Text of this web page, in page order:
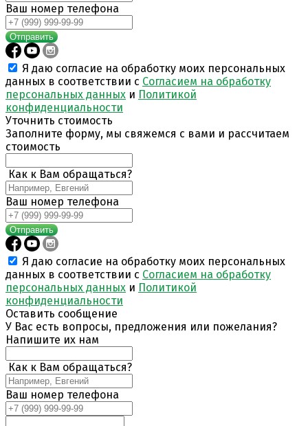
Ваш номер телефона
Отправить
Я даю согласие на обработку моих персональных
данных в соответствии с Согласием на обработку
персональных данных и Политикой
конфиденциальности
Уточнить стоимость
Заполните форму, мы свяжемся с вами и рассчитаем
стоимость
Как к Вам обращаться?
Ваш номер телефона
Отправить
Я даю согласие на обработку моих персональных
данных в соответствии с Согласием на обработку
персональных данных и Политикой
конфиденциальности
Оставить сообщение
У Вас есть вопросы, предложения или пожелания?
Напишите их нам
Как к Вам обращаться?
Ваш номер телефона